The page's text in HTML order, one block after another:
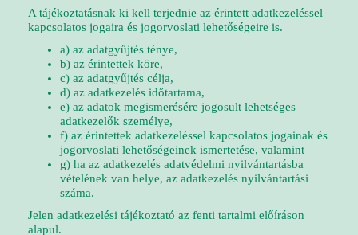
A tájékoztatásnak ki kell terjednie az érintett adatkezeléssel
kapcsolatos jogaira és jogorvoslati lehetőségeire is.
a) az adatgyűjtés ténye,
b) az érintettek köre,
c) az adatgyűjtés célja,
d) az adatkezelés időtartama,
e) az adatok megismerésére jogosult lehetséges
adatkezelők személye,
f) az érintettek adatkezeléssel kapcsolatos jogainak és
jogorvoslati lehetőségeinek ismertetése, valamint
g) ha az adatkezelés adatvédelmi nyilvántartásba
vételének van helye, az adatkezelés nyilvántartási
száma.
Jelen adatkezelési tájékoztató az fenti tartalmi előíráson
alapul.